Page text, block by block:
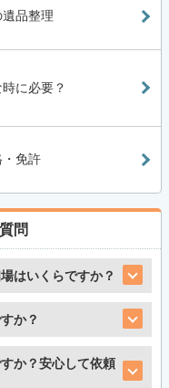
品整理
に必要？
免許
問
はいくらですか？
か？
か？安心して依頼